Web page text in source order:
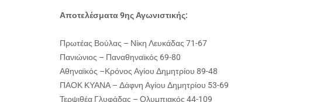
Αποτελέσματα 9ης Αγωνιστικής:
Πρωτέας Βούλας – Νίκη Λευκάδας 71-67
Πανιώνιος – Παναθηναϊκός 69-80
Αθηναϊκός –Κρόνος Αγίου Δημητρίου 89-48
ΠΑΟΚ ΚΥΑΝΑ – Δάφνη Αγίου Δημητρίου 53-69
Τερψιθέα Γλυφάδας – Ολυμπιακός 44-109